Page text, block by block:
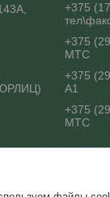
+375
+375
МТС
+375
А1
+375
МТС